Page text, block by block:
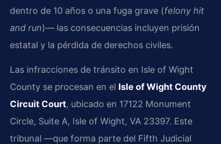
dentro de 10 años o una fuga grave (felony hit
and run)— las consecuencias incluyen prisión
estatal y la pérdida de derechos civiles.
Las infracciones de tránsito en Isle of Wight
County se procesan en el Isle of Wight County
Circuit Court, ubicado en 17122 Monument
Circle, Suite A, Isle of Wight, VA 23397. Este
tribunal —que forma parte del Fifth Judicial